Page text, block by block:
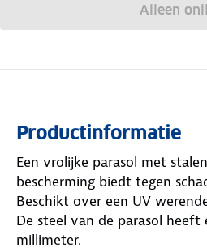
Alleen
Productinformatie
Een vrolijke parasol met
bescherming biedt tegen
Beschikt over een UV
De steel van de parasol heeft
millimeter.